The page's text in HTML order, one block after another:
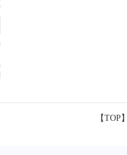
【TOP】